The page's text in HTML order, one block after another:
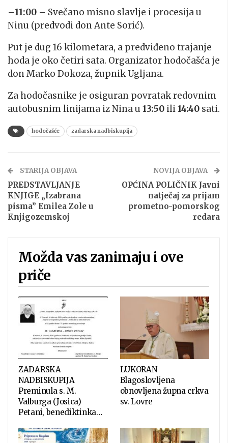
–11:00 – Svečano misno slavlje i procesija u
Ninu (predvodi don Ante Sorić).
Put je dug 16 kilometara, a predviđeno trajanje
hoda je oko četiri sata. Organizator hodočašća je
don Marko Dokoza, župnik Ugljana.
Za hodočasnike je osiguran povratak redovnim
autobusnim linijama iz Nina u 13:50 ili14:40 sati.
hodočašće zadarska nadbiskupija
STARIJA OBJAVA
PREDSTAVLJANJE
KNJIGE „Izabrana
pisma” Emilea Zole u
Knjigozemskoj
NOVIJA OBJAVA
OPĆINA POLIČNIK Javni
natječaj za prijam
prometno-pomorskog
redara
Možda vas zanimaju i ove
priče
ZADARSKA
NADBISKUPIJA
Preminula s. M.
Valburga (Josica)
Petani, benediktinka…
LUKORAN
Blagoslovljena
obnovljena župna crkva
sv. Lovre